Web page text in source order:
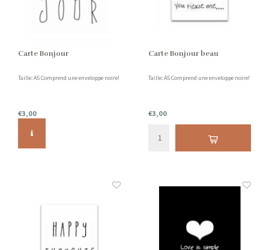
Carte Bonjour
Taille: A5 Comprend une enveloppe noire!
€3,00
Carte Bonjour beau
Taille: A5 Comprend une enveloppe noire!
€3,00